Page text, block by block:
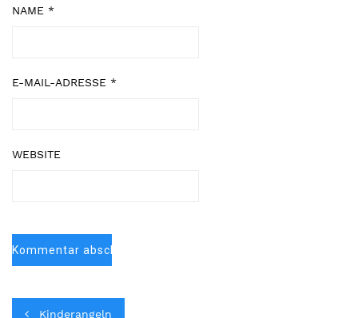
NAME *
E-MAIL-ADRESSE *
WEBSITE
Kinderangeln